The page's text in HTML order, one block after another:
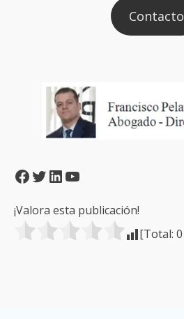
Contacto
Facebook
Twitter
LinkedIn
YouTube
¡Valora esta publicación!
[Total: 0